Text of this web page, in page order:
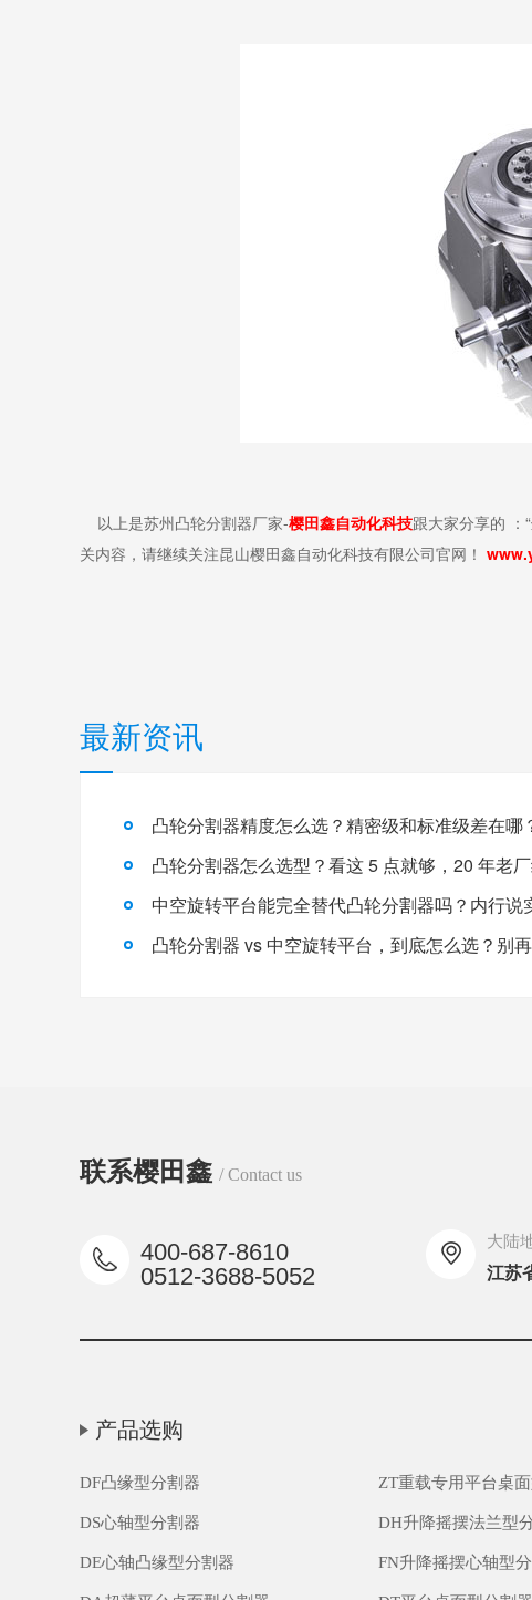
以上是苏州凸轮分割器厂家-樱田鑫自动化科技跟大家分享的 ：“
关内容，请继续关注昆山樱田鑫自动化科技有限公司官网！
最新资讯
凸轮分割器精度怎么选？精密级和标准级差在哪
凸轮分割器怎么选型？看这 5 点就够，20 年老
中空旋转平台能完全替代凸轮分割器吗？内行说
联系樱田鑫 / Contact us
400-687-8610
0512-3688-5052
大陆
江苏
产品选购
DF凸缘型分割器 ZT重载专用平台桌
DS心轴型分割器 DH升降摇摆法兰型
DE心轴凸缘型分割器 FN升降摇摆心轴型